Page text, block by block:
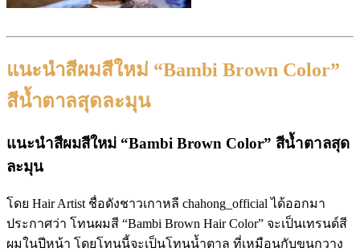
แนะนำสีผมสีใหม่ “Bambi Brown Color”
สีน้ำตาลสุดละมุน
แนะนำสีผมสีใหม่ “Bambi Brown Color” สีน้ำตาลสุด
ละมุน
โดย Hair Artist ชื่อดังชาวเกาหลี chahong_official ได้ออกมา
ประกาศว่า โทนผมสี “Bambi Brown Hair Color” จะเป็นเทรนด์สี
ผมในปีหน้า โดยโทนนี้จะเป็นโทนน้ำตาล ที่เหมือนกับขนกวาง